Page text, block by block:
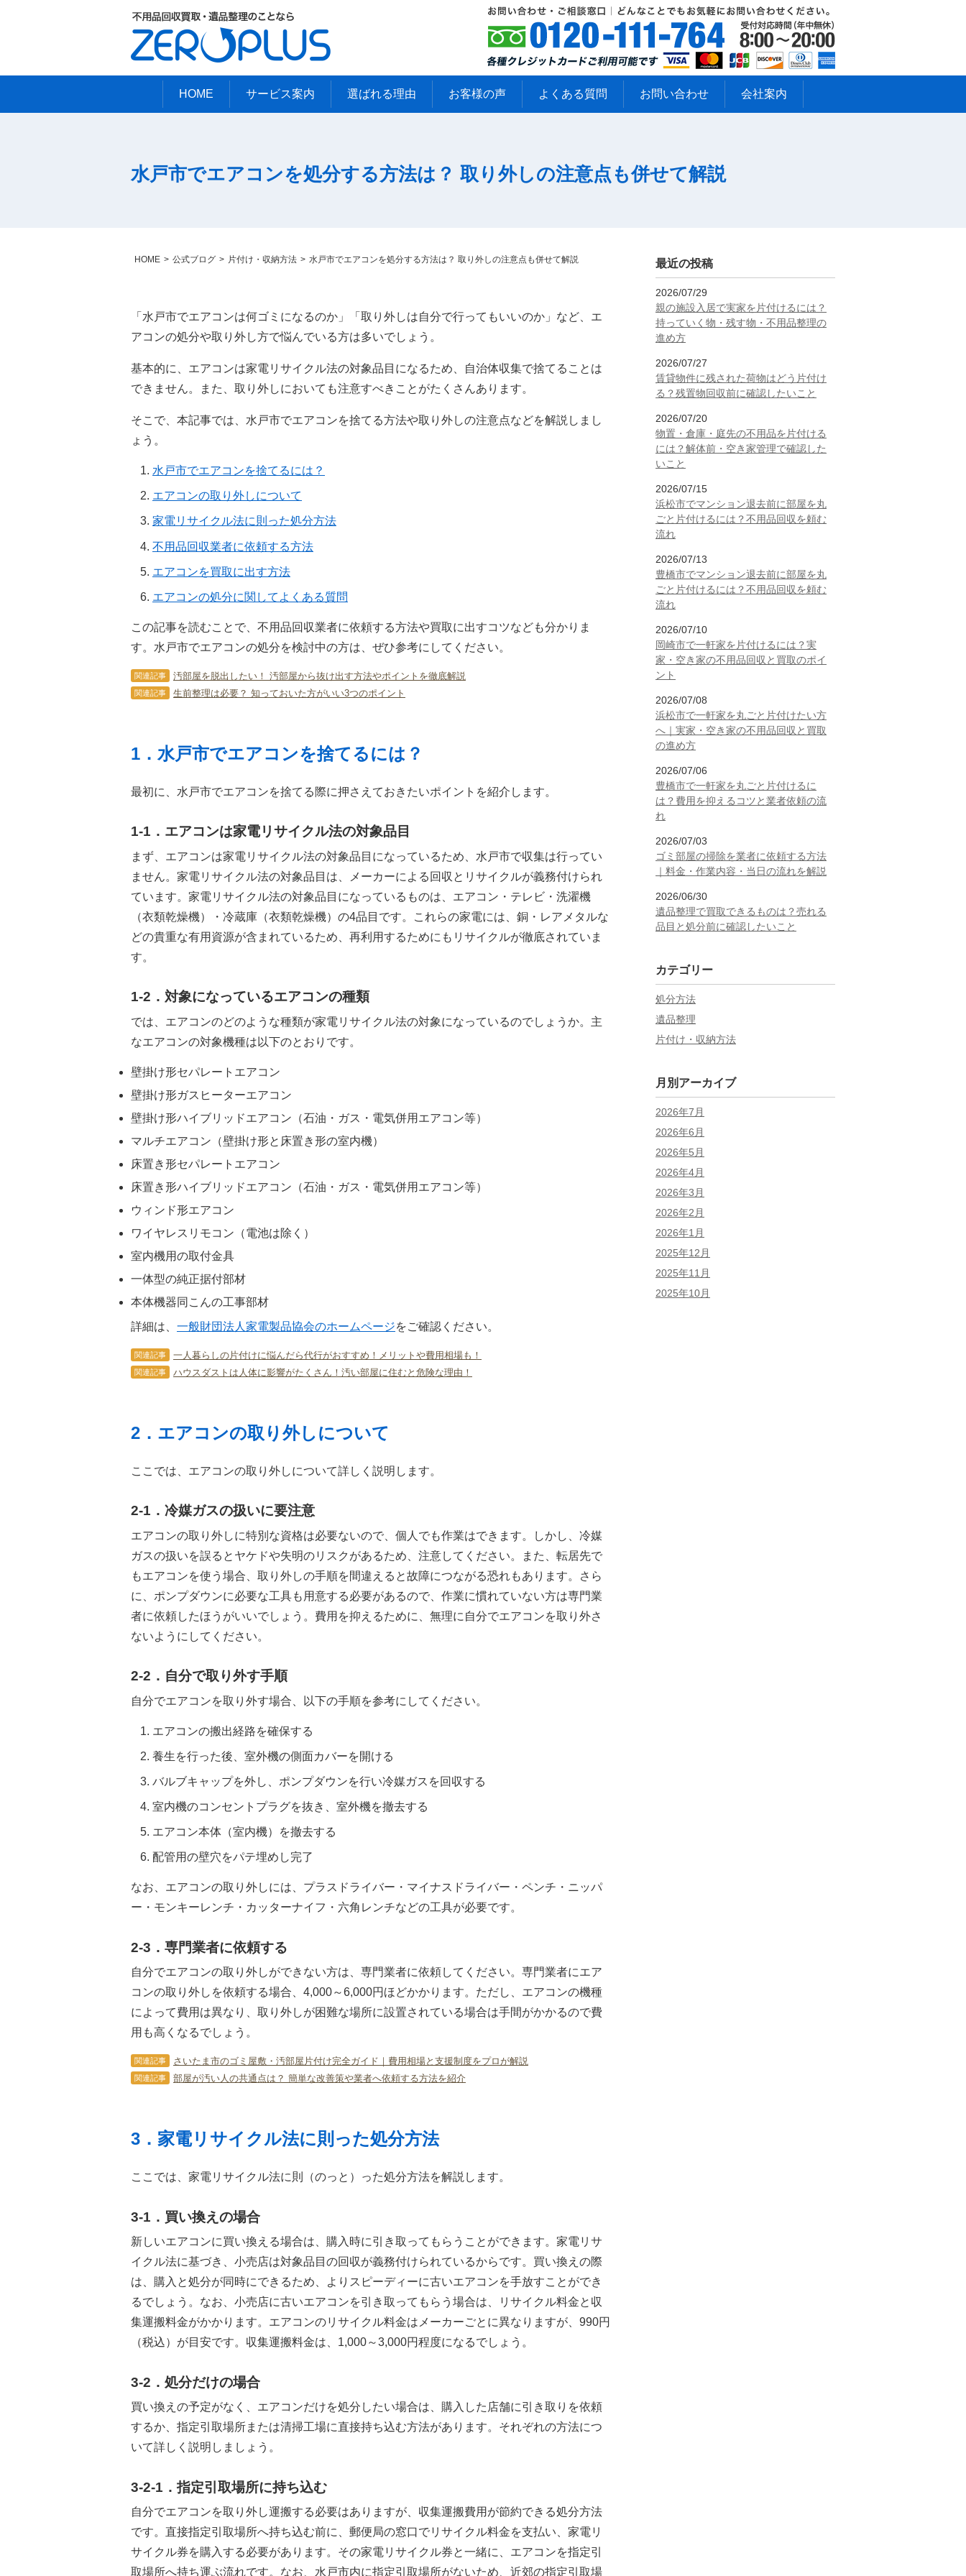
HOME サービス案内 選ばれる理由 お客様の声 よくある質問 お問い合わせ 会社案内
HOME 公式ブログ 片付け・収納方法 水戸市でエアコンを処分する方法は？ 取り外しの注意点も併せて解説
水戸市でエアコンを処分する方法は？ 取り外しの注意点も併せて解説
「水戸市でエアコンは何ゴミになるのか」「取り外しは自分で行ってもいいのか」など、エ
アコンの処分や取り外し方で悩んでいる方は多いでしょう。
基本的に、エアコンは家電リサイクル法の対象品目になるため、自治体収集で捨てることは
できません。また、取り外しにおいても注意すべきことがたくさんあります。
そこで、本記事では、水戸市でエアコンを捨てる方法や取り外しの注意点などを解説しまし
ょう。
水戸市でエアコンを捨てるには？
エアコンの取り外しについて
家電リサイクル法に則った処分方法
不用品回収業者に依頼する方法
エアコンを買取に出す方法
エアコンの処分に関してよくある質問
この記事を読むことで、不用品回収業者に依頼する方法や買取に出すコツなども分かりま
す。水戸市でエアコンの処分を検討中の方は、ぜひ参考にしてください。
関連記事 汚部屋を脱出したい！ 汚部屋から抜け出す方法やポイントを徹底解説
関連記事 生前整理は必要？ 知っておいた方がいい3つのポイント
1．水戸市でエアコンを捨てるには？
最初に、水戸市でエアコンを捨てる際に押さえておきたいポイントを紹介します。
1-1．エアコンは家電リサイクル法の対象品目
まず、エアコンは家電リサイクル法の対象品目になっているため、水戸市で収集は行ってい
ません。家電リサイクル法の対象品目は、メーカーによる回収とリサイクルが義務付けられ
ています。家電リサイクル法の対象品目になっているものは、エアコン・テレビ・洗濯機
（衣類乾燥機）・冷蔵庫（衣類乾燥機）の4品目です。これらの家電には、銅・レアメタルな
どの貴重な有用資源が含まれているため、再利用するためにもリサイクルが徹底されていま
す。
1-2．対象になっているエアコンの種類
では、エアコンのどのような種類が家電リサイクル法の対象になっているのでしょうか。主
なエアコンの対象機種は以下のとおりです。
壁掛け形セパレートエアコン
壁掛け形ガスヒーターエアコン
壁掛け形ハイブリッドエアコン（石油・ガス・電気併用エアコン等）
マルチエアコン（壁掛け形と床置き形の室内機）
床置き形セパレートエアコン
床置き形ハイブリッドエアコン（石油・ガス・電気併用エアコン等）
ウィンド形エアコン
ワイヤレスリモコン（電池は除く）
室内機用の取付金具
一体型の純正据付部材
本体機器同こんの工事部材
詳細は、 一般財団法人家電製品協会のホームページをご確認ください。
関連記事 一人暮らしの片付けに悩んだら代行がおすすめ！メリットや費用相場も！
関連記事 ハウスダストは人体に影響がたくさん！汚い部屋に住むと危険な理由！
2．エアコンの取り外しについて
ここでは、エアコンの取り外しについて詳しく説明します。
2-1．冷媒ガスの扱いに要注意
エアコンの取り外しに特別な資格は必要ないので、個人でも作業はできます。しかし、冷媒
ガスの扱いを誤るとヤケドや失明のリスクがあるため、注意してください。また、転居先で
もエアコンを使う場合、取り外しの手順を間違えると故障につながる恐れもあります。さら
に、ポンプダウンに必要な工具も用意する必要があるので、作業に慣れていない方は専門業
者に依頼したほうがいいでしょう。費用を抑えるために、無理に自分でエアコンを取り外さ
ないようにしてください。
2-2．自分で取り外す手順
自分でエアコンを取り外す場合、以下の手順を参考にしてください。
エアコンの搬出経路を確保する
養生を行った後、室外機の側面カバーを開ける
バルブキャップを外し、ポンプダウンを行い冷媒ガスを回収する
室内機のコンセントプラグを抜き、室外機を撤去する
エアコン本体（室内機）を撤去する
配管用の壁穴をパテ埋めし完了
なお、エアコンの取り外しには、プラスドライバー・マイナスドライバー・ペンチ・ニッパ
ー・モンキーレンチ・カッターナイフ・六角レンチなどの工具が必要です。
2-3．専門業者に依頼する
自分でエアコンの取り外しができない方は、専門業者に依頼してください。専門業者にエア
コンの取り外しを依頼する場合、4,000～6,000円ほどかかります。ただし、エアコンの機種
によって費用は異なり、取り外しが困難な場所に設置されている場合は手間がかかるので費
用も高くなるでしょう。
関連記事 さいたま市のゴミ屋敷・汚部屋片付け完全ガイド｜費用相場と支援制度をプロが解説
関連記事 部屋が汚い人の共通点は？ 簡単な改善策や業者へ依頼する方法を紹介
3．家電リサイクル法に則った処分方法
ここでは、家電リサイクル法に則（のっと）った処分方法を解説します。
3-1．買い換えの場合
新しいエアコンに買い換える場合は、購入時に引き取ってもらうことができます。家電リサ
イクル法に基づき、小売店は対象品目の回収が義務付けられているからです。買い換えの際
は、購入と処分が同時にできるため、よりスピーディーに古いエアコンを手放すことができ
るでしょう。なお、小売店に古いエアコンを引き取ってもらう場合は、リサイクル料金と収
集運搬料金がかかります。エアコンのリサイクル料金はメーカーごとに異なりますが、990円
（税込）が目安です。収集運搬料金は、1,000～3,000円程度になるでしょう。
3-2．処分だけの場合
買い換えの予定がなく、エアコンだけを処分したい場合は、購入した店舗に引き取りを依頼
するか、指定引取場所または清掃工場に直接持ち込む方法があります。それぞれの方法につ
いて詳しく説明しましょう。
3-2-1．指定引取場所に持ち込む
自分でエアコンを取り外し運搬する必要はありますが、収集運搬費用が節約できる処分方法
です。直接指定引取場所へ持ち込む前に、郵便局の窓口でリサイクル料金を支払い、家電リ
サイクル券を購入する必要があります。その家電リサイクル券と一緒に、エアコンを指定引
取場所へ持ち運ぶ流れです。なお、水戸市内に指定引取場所がないため、近郊の指定引取場
最近の投稿
2026/07/29
親の施設入居で実家を片付けるには？
持っていく物・残す物・不用品整理の
進め方
2026/07/27
賃貸物件に残された荷物はどう片付け
る？残置物回収前に確認したいこと
2026/07/20
物置・倉庫・庭先の不用品を片付ける
には？解体前・空き家管理で確認した
いこと
2026/07/15
浜松市でマンション退去前に部屋を丸
ごと片付けるには？不用品回収を頼む
流れ
2026/07/13
豊橋市でマンション退去前に部屋を丸
ごと片付けるには？不用品回収を頼む
流れ
2026/07/10
岡崎市で一軒家を片付けるには？実
家・空き家の不用品回収と買取のポイ
ント
2026/07/08
浜松市で一軒家を丸ごと片付けたい方
へ｜実家・空き家の不用品回収と買取
の進め方
2026/07/06
豊橋市で一軒家を丸ごと片付けるに
は？費用を抑えるコツと業者依頼の流
れ
2026/07/03
ゴミ部屋の掃除を業者に依頼する方法
｜料金・作業内容・当日の流れを解説
2026/06/30
遺品整理で買取できるものは？売れる
品目と処分前に確認したいこと
カテゴリー
処分方法
遺品整理
片付け・収納方法
月別アーカイブ
2026年7月
2026年6月
2026年5月
2026年4月
2026年3月
2026年2月
2026年1月
2025年12月
2025年11月
2025年10月